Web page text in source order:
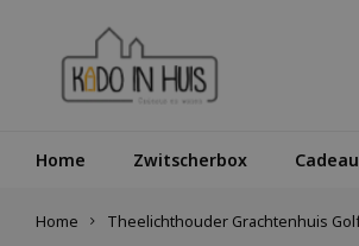
Home Zwitscherbox
Home Theelichthouder Grachtenhuis